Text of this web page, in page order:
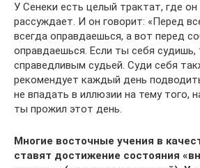
У Сенеки есть целый трактат, где он
рассуждает. И он говорит: «Перед
всегда оправдаешься, а вот перед
оправдаешься. Если ты себя судишь,
справедливым судьей. Суди себя
рекомендует каждый день
не впадать в иллюзии на тему того,
ты прожил этот день.
Многие восточные учения в
ставят достижение состояния